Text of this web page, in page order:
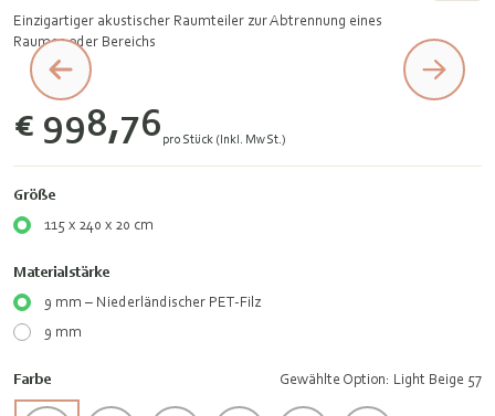
Einzigartiger akustischer Raumteiler zur Abtrennung eines
Raumes oder Bereichs
€ 998,76 pro Stück (Inkl. MwSt.)
Größe
115 x 240 x 20 cm
Materialstärke
9 mm – Niederländischer PET-Filz
9 mm
Farbe Gewählte Option: Light Beige 57